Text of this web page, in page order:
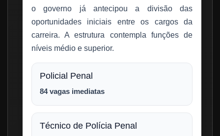
o governo já antecipou a divisão das
oportunidades iniciais entre os cargos da
carreira. A estrutura contempla funções de
níveis médio e superior.
Policial Penal
84 vagas imediatas
Técnico de Polícia Penal